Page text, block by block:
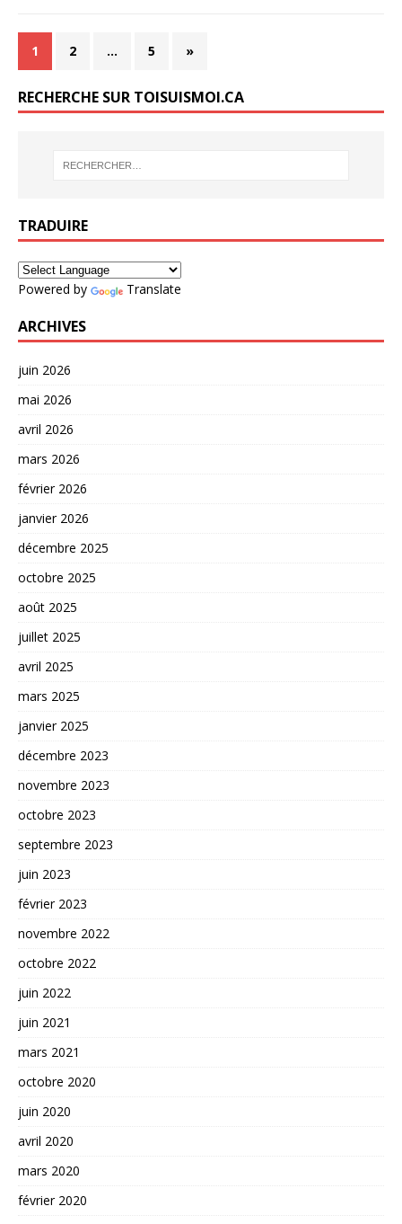
1 2 … 5 »
RECHERCHE SUR TOISUISMOI.CA
TRADUIRE
Powered by Translate
ARCHIVES
juin 2026
mai 2026
avril 2026
mars 2026
février 2026
janvier 2026
décembre 2025
octobre 2025
août 2025
juillet 2025
avril 2025
mars 2025
janvier 2025
décembre 2023
novembre 2023
octobre 2023
septembre 2023
juin 2023
février 2023
novembre 2022
octobre 2022
juin 2022
juin 2021
mars 2021
octobre 2020
juin 2020
avril 2020
mars 2020
février 2020